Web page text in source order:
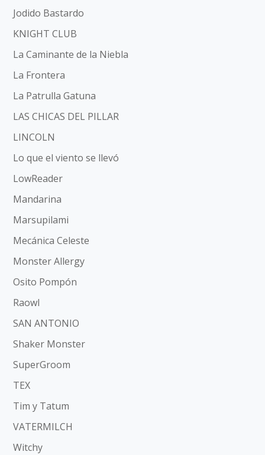
Jodido Bastardo
KNIGHT CLUB
La Caminante de la Niebla
La Frontera
La Patrulla Gatuna
LAS CHICAS DEL PILLAR
LINCOLN
Lo que el viento se llevó
LowReader
Mandarina
Marsupilami
Mecánica Celeste
Monster Allergy
Osito Pompón
Raowl
SAN ANTONIO
Shaker Monster
SuperGroom
TEX
Tim y Tatum
VATERMILCH
Witchy